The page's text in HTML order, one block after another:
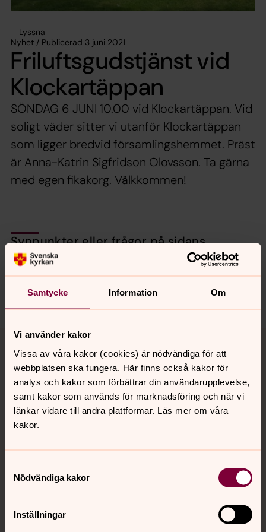
Samtycke Information Om
Vi använder kakor
Vissa av våra kakor (cookies) är nödvändiga för att
webbplatsen ska fungera. Här finns också kakor för
analys och kakor som förbättrar din användarupplevelse,
samt kakor som används för marknadsföring och när vi
länkar vidare till andra plattformar. Läs mer om våra
kakor.
Nödvändiga kakor
Inställningar
Lyssna
Nyhet / Publicerad 3 juni 2021
Friluftsgudstjänst vid
Klockartäppan
SÖNDAG 6 JUNI 10.00 vid Klockartäppan. Vid
soligt väder sitter vi utanför Klockartäppan
som ligger bredvid församlingshemmet. Präst
är Anna-Katrin Sigfridson Olovsson. Ta gärna
med egen fikakorg. Välkkommen!
Synpunkter eller frågor på sidans
innehåll?
nora.tarnsjo.forsamling@svenskakyrkan.se
Dela
Tillbaka till toppen
Tillbaka till innehållet
Kontakt
Hitta snabbt